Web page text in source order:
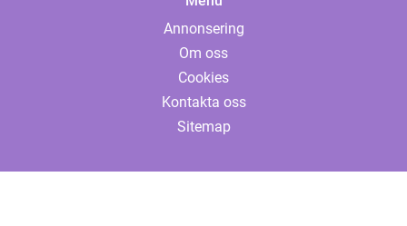
Annonsering
Om oss
Cookies
Kontakta oss
Sitemap